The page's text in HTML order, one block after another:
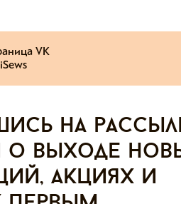
VK
на
о выходе
акциях и